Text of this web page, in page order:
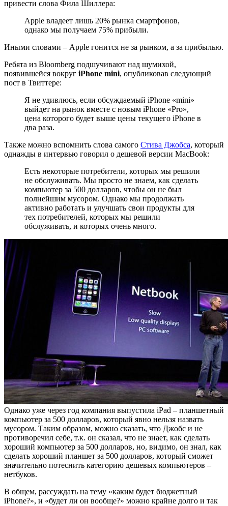
привести слова Фила Шиллера:
Apple владеет лишь 20% рынка смартфонов,
однако мы получаем 75% прибыли.
Иными словами – Apple гонится не за рынком, а за прибылью.
Ребята из Bloomberg подшучивают над шумихой,
появившейся вокруг iPhone mini, опубликовав следующий
пост в Твиттере:
Я не удивлюсь, если обсуждаемый iPhone «mini»
выйдет на рынок вместе с новым iPhone «Pro»,
цена которого будет выше цены текущего iPhone в
два раза.
Также можно вспомнить слова самого Стива Джобса, который
однажды в интервью говорил о дешевой версии MacBook:
Есть некоторые потребители, которых мы решили
не обслуживать. Мы просто не знаем, как сделать
компьютер за 500 долларов, чтобы он не был
полнейшим мусором. Однако мы продолжать
активно работать и улучшать свои продукты для
тех потребителей, которых мы решили
обслуживать, и которых очень много.
Однако уже через год компания выпустила iPad – планшетный
компьютер за 500 долларов, который явно нельзя назвать
мусором. Таким образом, можно сказать, что Джобс и не
противоречил себе, т.к. он сказал, что не знает, как сделать
хороший компьютер за 500 долларов, но, видимо, он знал, как
сделать хороший планшет за 500 долларов, который сможет
значительно потеснить категорию дешевых компьютеров –
нетбуков.
В общем, рассуждать на тему «каким будет бюджетный
iPhone?», и «будет ли он вообще?» можно крайне долго и так